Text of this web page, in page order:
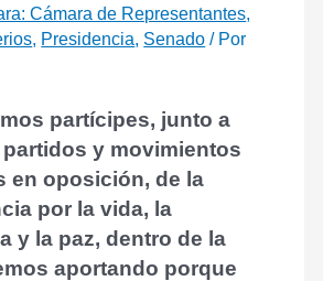
Cámara de Representantes,
, Presidencia, Senado / Por
partícipes, junto a
partidos y movimientos
en oposición, de la
por la vida, la
y la paz, dentro de la
aportando porque